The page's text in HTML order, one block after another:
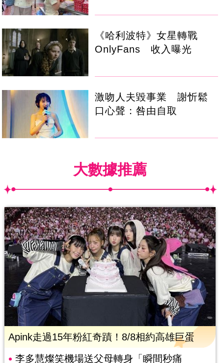
《哈利波特》女星轉戰
OnlyFans 收入曝光
激吻人夫毀事業 謝忻鬆
口心聲：咎由自取
大數據推薦
Apink走過15年粉紅奇蹟！8/8相約高雄巨蛋
李多慧燦笑機場送父母轉身「瞬間秒痛